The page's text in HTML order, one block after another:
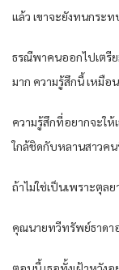
แล้ว เขาจะยังทนกระท
ธรณีพาคนออกไปเตรี
มาก ความรู้สึกนี้ เหมือ
ความรู้สึกที่อยากจะให้
ใกล้ชิดกับหลานสาวค
ถ้าไม่ใช่เป็นเพราะตุล
คุณนายทวีทรัพย์ธาดา